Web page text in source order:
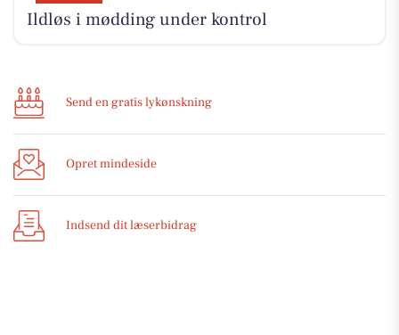
Ildløs i mødding under kontrol
Send en gratis lykønskning
Opret mindeside
Indsend dit læserbidrag